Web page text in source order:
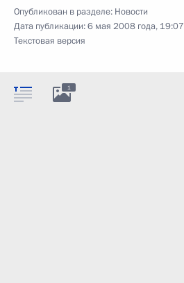
Опубликован в разделе: Новости
Дата публикации:6 мая 2008 года, 19:07
Текстовая версия
1